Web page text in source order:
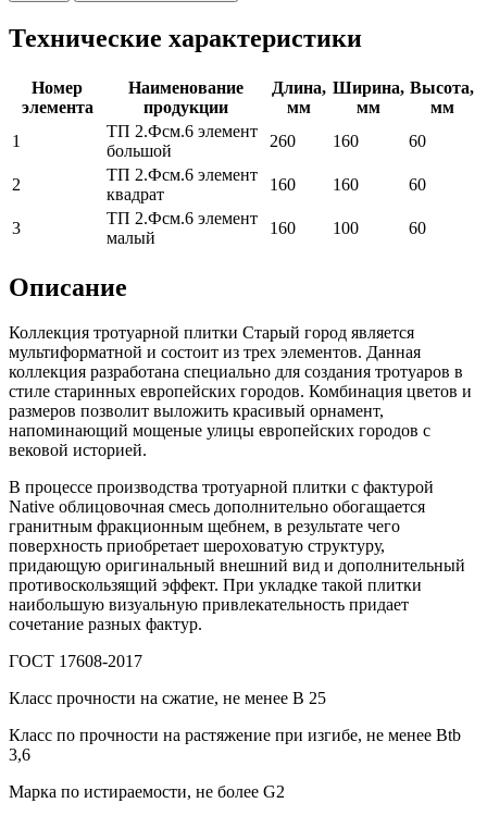
Технические характеристики
Номер
элемента
Наименование
продукции
Длина,
мм
Ширина,
мм
Высота,
мм
1
ТП 2.Фсм.6 элемент
большой
260 160 60
2
ТП 2.Фсм.6 элемент
квадрат
160 160 60
3
ТП 2.Фсм.6 элемент
малый
160 100 60
Описание
Коллекция тротуарной плитки Старый город является
мультиформатной и состоит из трех элементов. Данная
коллекция разработана специально для создания тротуаров в
стиле старинных европейских городов. Комбинация цветов и
размеров позволит выложить красивый орнамент,
напоминающий мощеные улицы европейских городов с
вековой историей.
В процессе производства тротуарной плитки с фактурой
Native облицовочная смесь дополнительно обогащается
гранитным фракционным щебнем, в результате чего
поверхность приобретает шероховатую структуру,
придающую оригинальный внешний вид и дополнительный
противоскользящий эффект. При укладке такой плитки
наибольшую визуальную привлекательность придает
сочетание разных фактур.
ГОСТ 17608-2017
Класс прочности на сжатие, не менее В 25
Класс по прочности на растяжение при изгибе, не менее Вtb
3,6
Марка по истираемости, не более G2